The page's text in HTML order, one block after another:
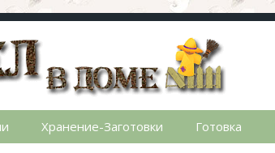
жизни в частном доме. Сад,
Хранение-Заготовки Готовка